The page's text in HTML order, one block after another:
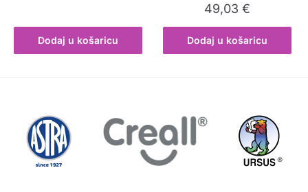
Dodaj u košaricu
49,03€
Dodaj u košaricu